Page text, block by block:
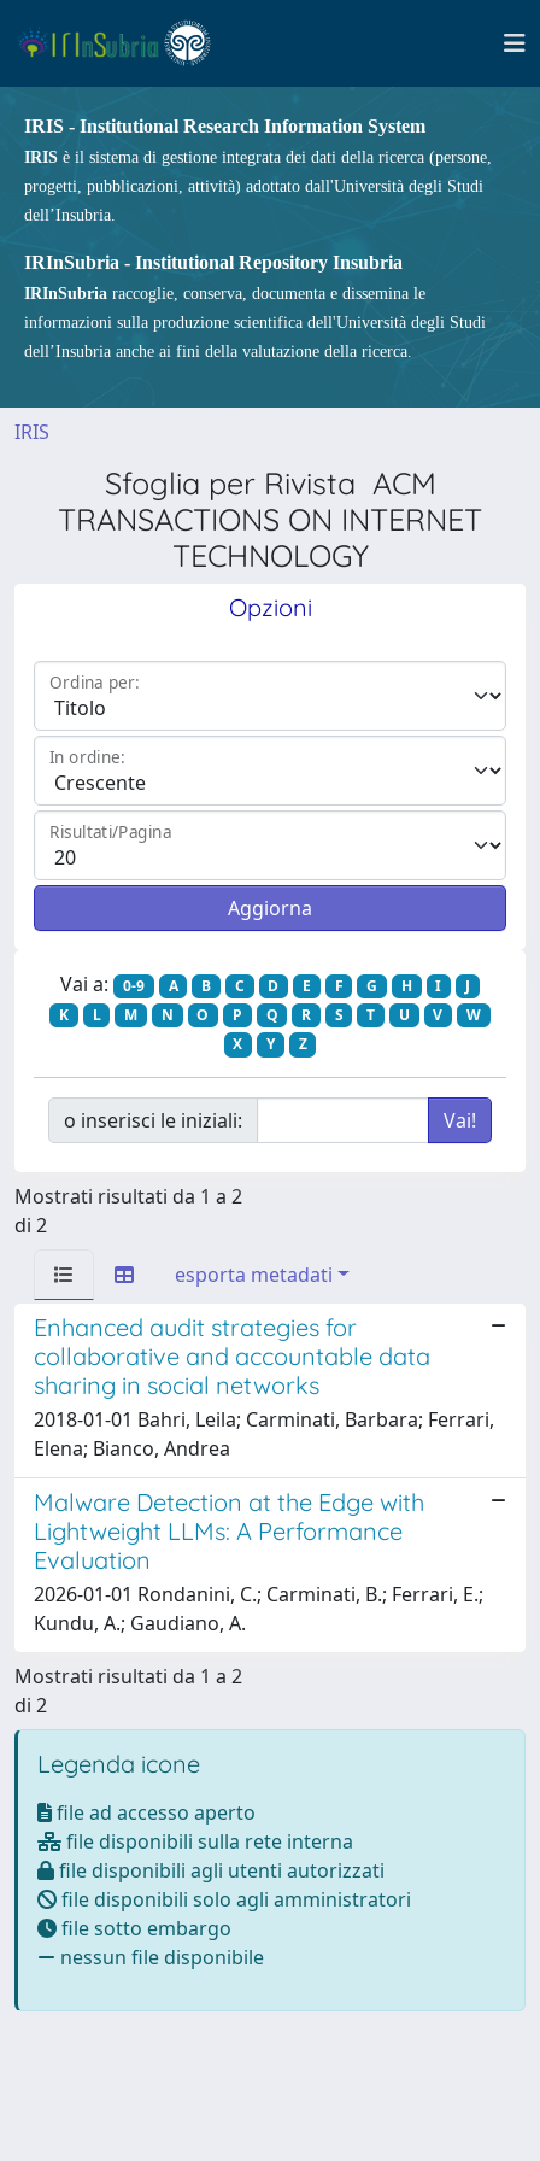
IRIS - Institutional Research Information System
IRIS è il sistema di gestione integrata dei dati della ricerca (persone,
progetti, pubblicazioni, attività) adottato dall'Università degli Studi
dell’Insubria.
IRInSubria - Institutional Repository Insubria
IRInSubria raccoglie, conserva, documenta e dissemina le
informazioni sulla produzione scientifica dell'Università degli Studi
dell’Insubria anche ai fini della valutazione della ricerca.
IRIS
Sfoglia per Rivista ACM
TRANSACTIONS ON INTERNET
TECHNOLOGY
Opzioni
Ordina per:
In ordine:
Risultati/Pagina
Vai a: 0-9 A B C D E F G H I
J
K
L M N O P Q R S T U V
W
X
Y Z
o inserisci le iniziali:
Mostrati risultati da 1 a 2
di 2
esporta metadati
Enhanced audit strategies for
collaborative and accountable data
sharing in social networks
2018-01-01 Bahri, Leila; Carminati, Barbara; Ferrari,
Elena; Bianco, Andrea
Malware Detection at the Edge with
Lightweight LLMs: A Performance
Evaluation
2026-01-01 Rondanini, C.; Carminati, B.; Ferrari, E.;
Kundu, A.; Gaudiano, A.
Mostrati risultati da 1 a 2
di 2
Legenda icone
file ad accesso aperto
file disponibili sulla rete interna
file disponibili agli utenti autorizzati
file disponibili solo agli amministratori
file sotto embargo
nessun file disponibile